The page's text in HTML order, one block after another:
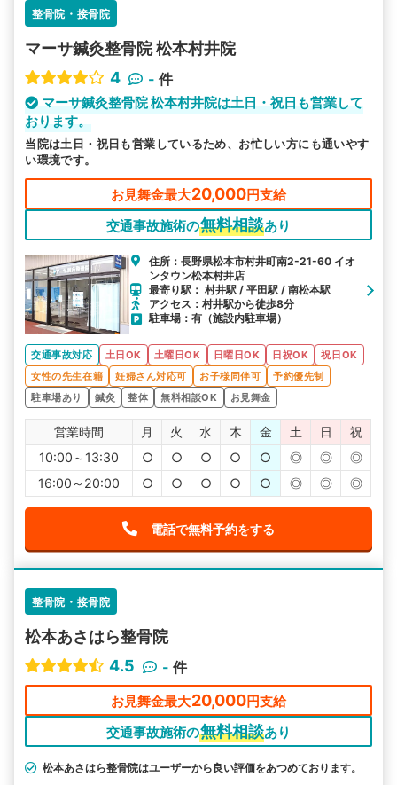
駅から探す 院名から探す
整骨院・接骨院
マーサ鍼灸整骨院 松本村井院
4
- 件
マーサ鍼灸整骨院 松本村井院は土日・祝日も営業して
おります。
当院は土日・祝日も営業しているため、お忙しい方にも通いやす
い環境です。
お見舞金最大20,000円支給
交通事故施術の無料相談あり
住所：長野県松本市村井町南2-21-60 イオ
ンタウン松本村井店
最寄り駅： 村井駅 / 平田駅 / 南松本駅
アクセス：村井駅から徒歩8分
駐車場：有（施設内駐車場）
交通事故対応 土日OK 土曜日OK 日曜日OK 日祝OK
祝日OK
女性の先生在籍
妊婦さん対応可 お子様同伴可
予約優先制
駐車場あり
鍼灸 整体 無料相談OK お見舞金
営業時間 月 火 水 木 金 土 日
祝
10:00～13:30
○ ○ ○ ○ ○ ◎ ◎
◎
16:00～20:00
○ ○ ○ ○ ○ ◎ ◎ ◎
電話で無料予約をする
整骨院・接骨院
松本あさはら整骨院
4.5
- 件
お見舞金最大20,000円支給
交通事故施術の無料相談あり
松本あさはら整骨院はユーザーから良い評価をあつめております。